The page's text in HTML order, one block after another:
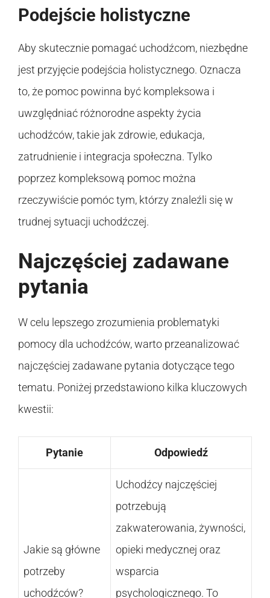
Podejście holistyczne
Aby skutecznie pomagać uchodźcom, niezbędne
jest przyjęcie podejścia holistycznego. Oznacza
to, że pomoc powinna być kompleksowa i
uwzględniać różnorodne aspekty życia
uchodźców, takie jak zdrowie, edukacja,
zatrudnienie i integracja społeczna. Tylko
poprzez kompleksową pomoc można
rzeczywiście pomóc tym, którzy znaleźli się w
trudnej sytuacji uchodźczej.
Najczęściej zadawane
pytania
W celu lepszego zrozumienia problematyki
pomocy dla uchodźców, warto przeanalizować
najczęściej zadawane pytania dotyczące tego
tematu. Poniżej przedstawiono kilka kluczowych
kwestii:
Pytanie Odpowiedź
Jakie są główne
potrzeby
uchodźców?
Uchodźcy najczęściej
potrzebują
zakwaterowania, żywności,
opieki medycznej oraz
wsparcia
psychologicznego. To